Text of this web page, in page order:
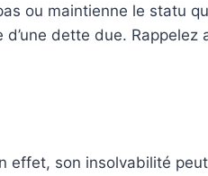
ou maintienne le statu
dette due.
son insolvabilité